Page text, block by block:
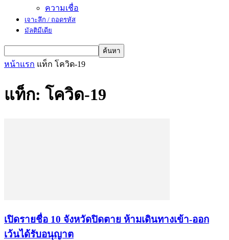
ความเชื่อ
เจาะลึก / ถอดรหัส
มัลติมีเดีย
หน้าแรก แท็ก โควิด-19
แท็ก: โควิด-19
เปิดรายชื่อ 10 จังหวัดปิดตาย ห้ามเดินทางเข้า-ออก
เว้นได้รับอนุญาต